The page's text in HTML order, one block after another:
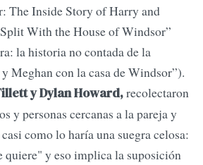
The Inside Story of Harry and
With the House of Windsor”
la historia no contada de la
Meghan con la casa de Windsor”).
y Dylan Howard,recolectaron
y personas cercanas a la pareja y
como lo haría una suegra celosa:
quiere" y eso implica la suposición